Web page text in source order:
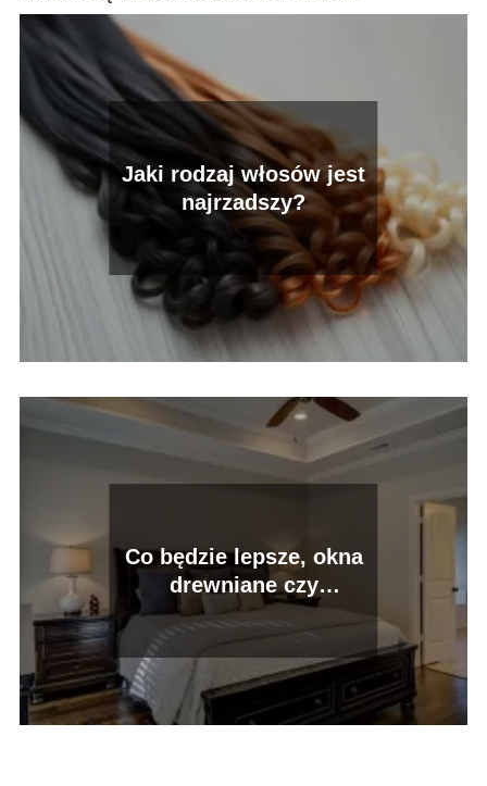
Jaki rodzaj włosów jest
najrzadszy?
Co będzie lepsze, okna
drewniane czy
plastikowe?